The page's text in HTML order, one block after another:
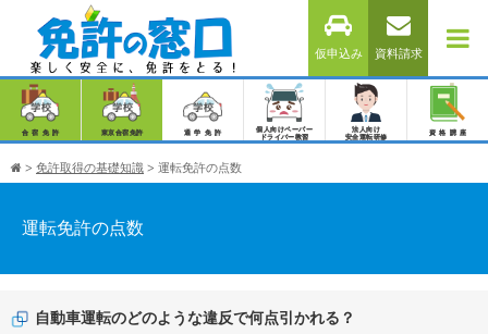
仮申込み 資料請求
合宿免許 東京合宿免許 通学免許
個人向けペーパー
ドライバー教習
法人向け
安全運転研修
資格講座
> 免許取得の基礎知識 > 運転免許の点数
運転免許の点数
自動車運転のどのような違反で何点引かれる？